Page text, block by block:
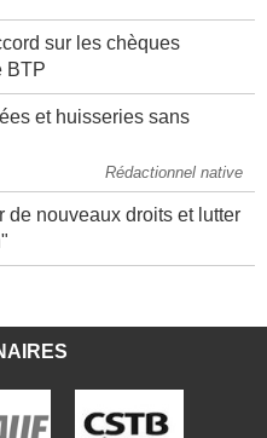
sur les chèques
et huisseries sans
Rédactionnel native
nouveaux droits et lutter